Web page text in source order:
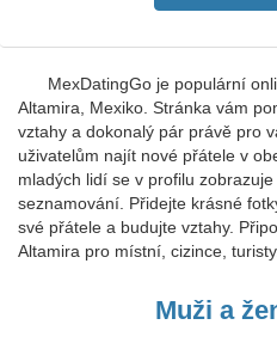
MexDatingGo je populární
Altamira, Mexiko. Stránka vám
vztahy a dokonalý pár právě pro
uživatelům najít nové přátele v
mladých lidí se v profilu
seznamování. Přidejte krásné
své přátele a budujte vztahy.
Altamira pro místní, cizince, turisty.
Muži a